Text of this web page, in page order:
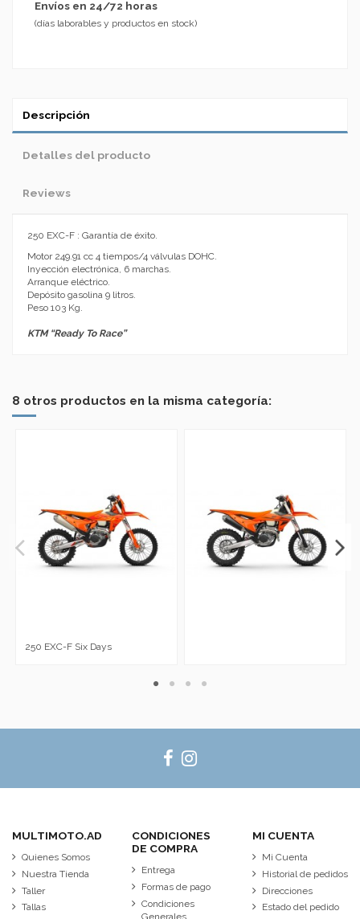
Envíos en 24/72 horas
(días laborables y productos en stock)
Descripción
Detalles del producto
Reviews
250 EXC-F : Garantía de éxito.
Motor 249.91 cc 4 tiempos/4 válvulas DOHC.
Inyección electrónica, 6 marchas.
Arranque eléctrico.
Depósito gasolina 9 litros.
Peso 103 Kg.
KTM “Ready To Race”
8 otros productos en la misma categoría:
250 EXC-F Six Days
MULTIMOTO.AD
Quienes Somos
Nuestra Tienda
Taller
Tallas
CONDICIONES
DE COMPRA
Entrega
Formas de pago
Condiciones
Generales
MI CUENTA
Mi Cuenta
Historial de pedidos
Direcciones
Estado del pedido